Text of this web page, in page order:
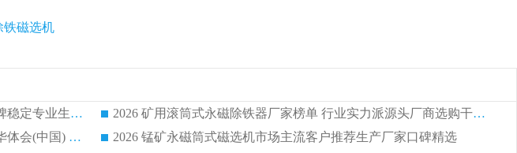
铁磁选机
2026CTG 干式磁选机降本增效选购指南 选矿行业口碑稳定专业生产强者盘点
2026 矿用滚筒式永磁除铁器厂家榜单 行业实力派源头厂商选购干货指南
2026 湿式分选磁选机选购解析，华体会手机网页版-华体会(中国) 设备综合实力详解
2026 锰矿永磁筒式磁选机市场主流客户推荐生产厂家口碑精选